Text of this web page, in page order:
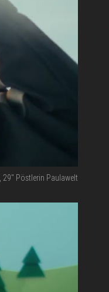
Pöstlerin Paulawelt